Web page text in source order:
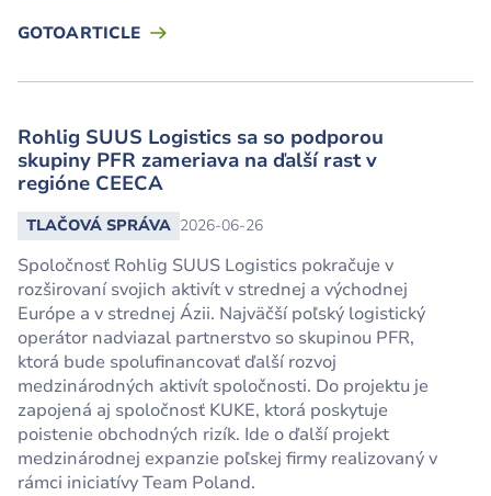
GOTOARTICLE
Rohlig SUUS Logistics sa so podporou
skupiny PFR zameriava na ďalší rast v
regióne CEECA
TLAČOVÁ SPRÁVA 2026-06-26
Spoločnosť Rohlig SUUS Logistics pokračuje v
rozširovaní svojich aktivít v strednej a východnej
Európe a v strednej Ázii. Najväčší poľský logistický
operátor nadviazal partnerstvo so skupinou PFR,
ktorá bude spolufinancovať ďalší rozvoj
medzinárodných aktivít spoločnosti. Do projektu je
zapojená aj spoločnosť KUKE, ktorá poskytuje
poistenie obchodných rizík. Ide o ďalší projekt
medzinárodnej expanzie poľskej firmy realizovaný v
rámci iniciatívy Team Poland.